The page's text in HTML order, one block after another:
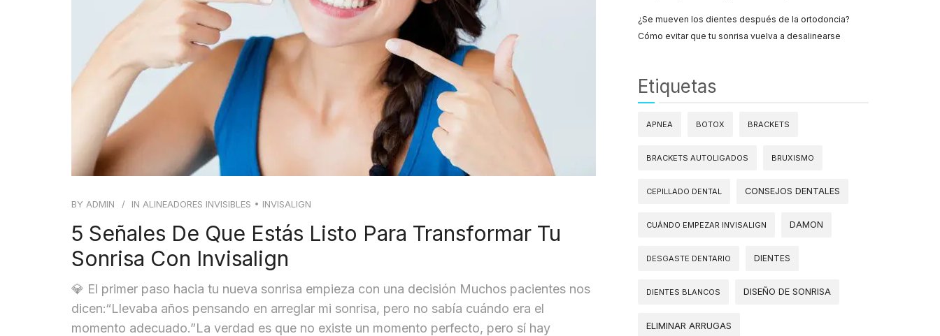
BY ADMIN IN ALINEADORES INVISIBLES • INVISALIGN
5 Señales De Que Estás Listo Para Transformar Tu
Sonrisa Con Invisalign
💎 El primer paso hacia tu nueva sonrisa empieza con una decisión Muchos pacientes nos
dicen:“Llevaba años pensando en arreglar mi sonrisa, pero no sabía cuándo era el
momento adecuado.”La verdad es que no existe un momento perfecto, pero sí hay
¿Se mueven los dientes después de la ortodoncia?
Cómo evitar que tu sonrisa vuelva a desalinearse
Etiquetas
APNEA BOTOX BRACKETS
BRACKETS AUTOLIGADOS BRUXISMO
CEPILLADO DENTAL CONSEJOS DENTALES
CUÁNDO EMPEZAR INVISALIGN DAMON
DESGASTE DENTARIO DIENTES
DIENTES BLANCOS DISEÑO DE SONRISA
ELIMINAR ARRUGAS